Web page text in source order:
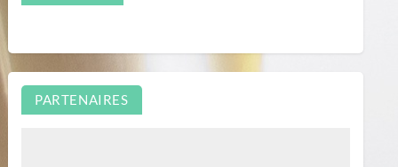
PARTENAIRES